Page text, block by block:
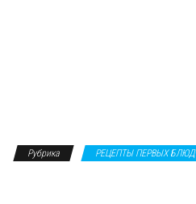
Рубрика РЕЦЕПТЫ ПЕРВЫХ БЛЮД